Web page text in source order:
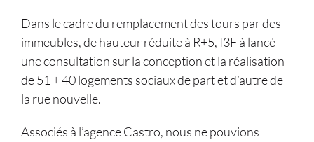
Dans le cadre du remplacement des tours par des
immeubles, de hauteur réduite à R+5, I3F à lancé
une consultation sur la conception et la réalisation
de 51 + 40 logements sociaux de part et d’autre de
la rue nouvelle.
Associés à l’agence Castro, nous ne pouvions